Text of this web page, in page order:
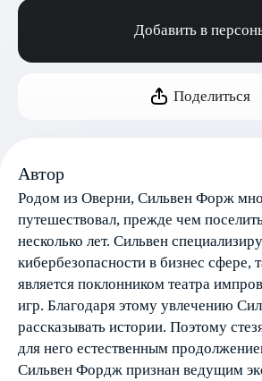
Добавить в
Поделиться
Автор
Родом из Оверни, Сильвен Форж
путешествовал, прежде чем
несколько лет. Сильвен
кибербезопасности в бизнес сфере,
является поклонником театра
игр. Благодаря этому увлечению
рассказывать истории. Поэтому
для него естественным
Сильвен Фордж признан ведущим